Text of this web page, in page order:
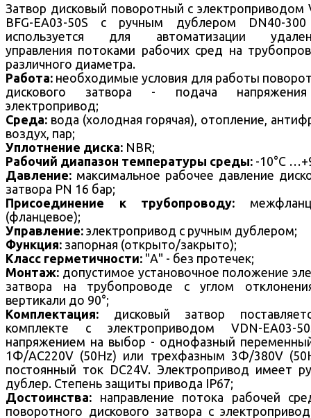
Затвор дисковый поворотный с электроприводом
BFG-EA03-50S с ручным дублером DN40-
используется для автоматизации
управления потоками рабочих сред на
различного диаметра.
Работа: необходимые условия для работы
дискового затвора - подача
электропривод;
Среда: вода (холодная горячая), отопление,
воздух, пар;
Уплотнение диска: NBR;
Рабочий диапазон температуры среды: -10°С
Давление: максимальное рабочее давление
затвора PN 16 бар;
Присоединение к трубопроводу:
(фланцевое);
Управление: электропривод с ручным дублером;
Функция: запорная (открыто/закрыто);
Класс герметичности: "А" - без протечек;
Монтаж: допустимое установочное положение
затвора на трубопроводе с углом
вертикали до 90°;
Комплектация:
дисковый затвор
комплекте с электроприводом VDN-EA03-
напряжением на выбор - однофазный
1Ф/AC220V (50Hz) или трехфазным 3Ф/380V
постоянный ток DC24V. Электропривод имеет
дублер. Степень защиты привода IP67;
Достоинства: направление потока рабочей
поворотного дискового затвора с